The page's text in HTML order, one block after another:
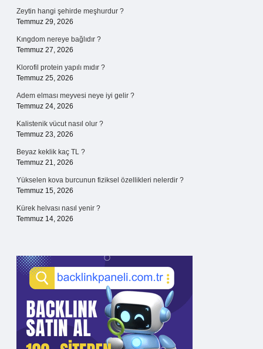
Zeytin hangi şehirde meşhurdur ?
Temmuz 29, 2026
Kıngdom nereye bağlıdır ?
Temmuz 27, 2026
Klorofil protein yapılı mıdır ?
Temmuz 25, 2026
Adem elması meyvesi neye iyi gelir ?
Temmuz 24, 2026
Kalistenik vücut nasıl olur ?
Temmuz 23, 2026
Beyaz keklik kaç TL ?
Temmuz 21, 2026
Yükselen kova burcunun fiziksel özellikleri nelerdir ?
Temmuz 15, 2026
Kürek helvası nasıl yenir ?
Temmuz 14, 2026